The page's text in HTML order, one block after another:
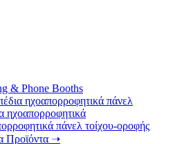
& Phone Booths
ηχοαπορροφητικά πάνελ
ηχοαπορροφητικά
πάνελ τοίχου-οροφής
Προϊόντα ➝